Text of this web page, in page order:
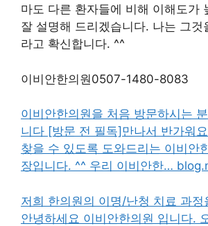
마도 다른 환자들에 비해 이해도가
잘 설명해 드리겠습니다. 나는 그것
라고 확신합니다. ^^
이비안한의원0507-1480-8083
이비안한의원을 처음 방문하시는
니다 [방문 전 필독]만나서 반가워
찾을 수 있도록 도와드리는 이비안
장입니다. ^^ 우리 이비안한…
저희 한의원의 이명/난청 치료 과정
안녕하세요 이비안한의원 입니다.